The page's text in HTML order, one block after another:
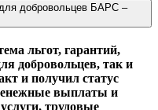
добровольцев БАРС –
льгот, гарантий,
добровольцев, так и
и получил статус
выплаты и
трудовые